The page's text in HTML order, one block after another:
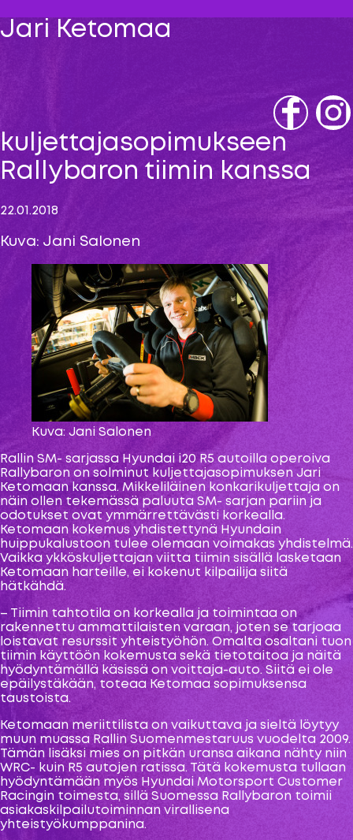
Fb
Jari Ketomaa
kuljettajasopimukseen
Rallybaron tiimin kanssa
22.01.2018
Kuva: Jani Salonen
Kuva: Jani Salonen
Rallin SM- sarjassa Hyundai i20 R5 autoilla operoiva
Rallybaron on solminut kuljettajasopimuksen Jari
Ketomaan kanssa. Mikkeliläinen konkarikuljettaja on
näin ollen tekemässä paluuta SM- sarjan pariin ja
odotukset ovat ymmärrettävästi korkealla.
Ketomaan kokemus yhdistettynä Hyundain
huippukalustoon tulee olemaan voimakas yhdistelmä.
Vaikka ykköskuljettajan viitta tiimin sisällä lasketaan
Ketomaan harteille, ei kokenut kilpailija siitä
hätkähdä.
– Tiimin tahtotila on korkealla ja toimintaa on
rakennettu ammattilaisten varaan, joten se tarjoaa
loistavat resurssit yhteistyöhön. Omalta osaltani tuon
tiimin käyttöön kokemusta sekä tietotaitoa ja näitä
hyödyntämällä käsissä on voittaja-auto. Siitä ei ole
epäilystäkään, toteaa Ketomaa sopimuksensa
taustoista.
Ketomaan meriittilista on vaikuttava ja sieltä löytyy
muun muassa Rallin Suomenmestaruus vuodelta 2009.
Tämän lisäksi mies on pitkän uransa aikana nähty niin
WRC- kuin R5 autojen ratissa. Tätä kokemusta tullaan
hyödyntämään myös Hyundai Motorsport Customer
Racingin toimesta, sillä Suomessa Rallybaron toimii
asiakaskilpailutoiminnan virallisena
yhteistyökumppanina.